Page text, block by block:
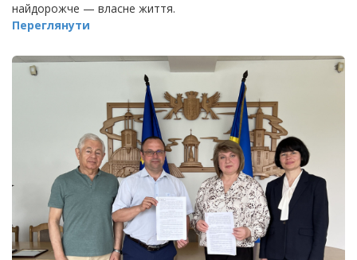
найдорожче — власне життя.
Переглянути